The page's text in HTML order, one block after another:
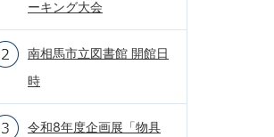
ーキング大会
南相馬市立図書館 開館日
時
令和8年度企画展「物具